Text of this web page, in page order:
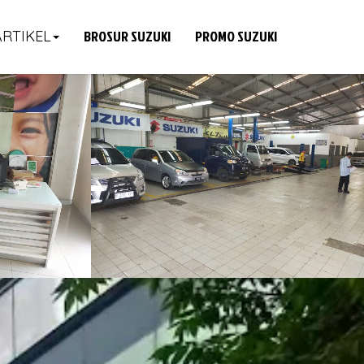
BROSUR SUZUKI PROMO SUZUKI